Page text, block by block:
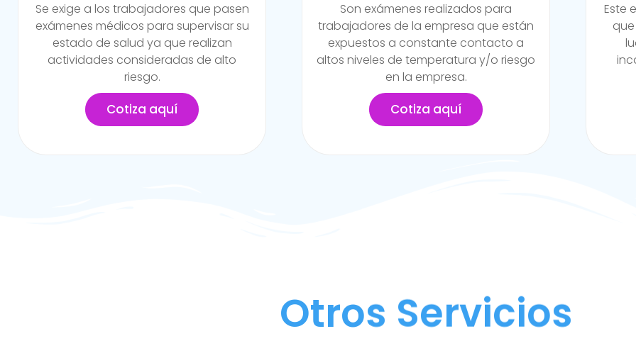
Son exámenes realizados para
trabajadores de la empresa que están
expuestos a constante contacto a
altos niveles de temperatura y/o riesgo
en la empresa.
Cotiza aquí
Este examen se realiza al colaborador
que se incorpora a la organización
luego de haber sufrido alguna
incapacidad temporal propia del
trabajo.
Cotiza aquí
Se
de
Otros Servicios